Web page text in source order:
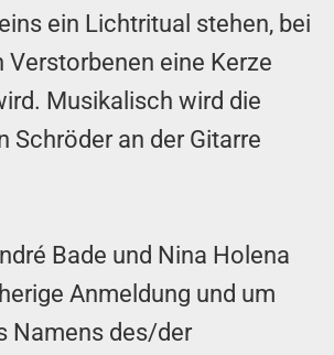
ein Lichtritual stehen, bei
Verstorbenen eine Kerze
Musikalisch wird die
Schröder an der Gitarre
Bade und Nina Holena
Anmeldung und um
Namens des/der